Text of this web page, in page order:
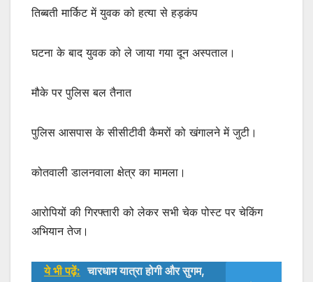
A
p
p
b
o
k
तिब्बती मार्किट में युवक को हत्या से हड़कंप
घटना के बाद युवक को ले जाया गया दून अस्पताल।
मौके पर पुलिस बल तैनात
पुलिस आसपास के सीसीटीवी कैमरों को खंगालने में जुटी।
कोतवाली डालनवाला क्षेत्र का मामला।
आरोपियों की गिरफ्तारी को लेकर सभी चेक पोस्ट पर चेकिंग
अभियान तेज।
ये भी पढ़ें: चारधाम यात्रा होगी और सुगम,